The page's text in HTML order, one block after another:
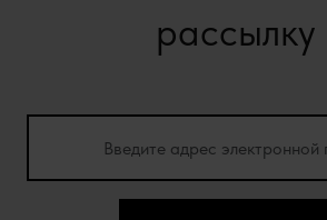
рассылку